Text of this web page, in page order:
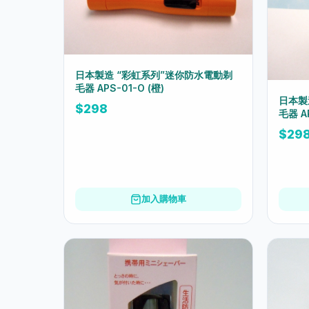
日本製造 “彩虹系列”迷你防水電動剃
毛器 APS-01-O (橙)
$298
加入購物車
日本
毛器